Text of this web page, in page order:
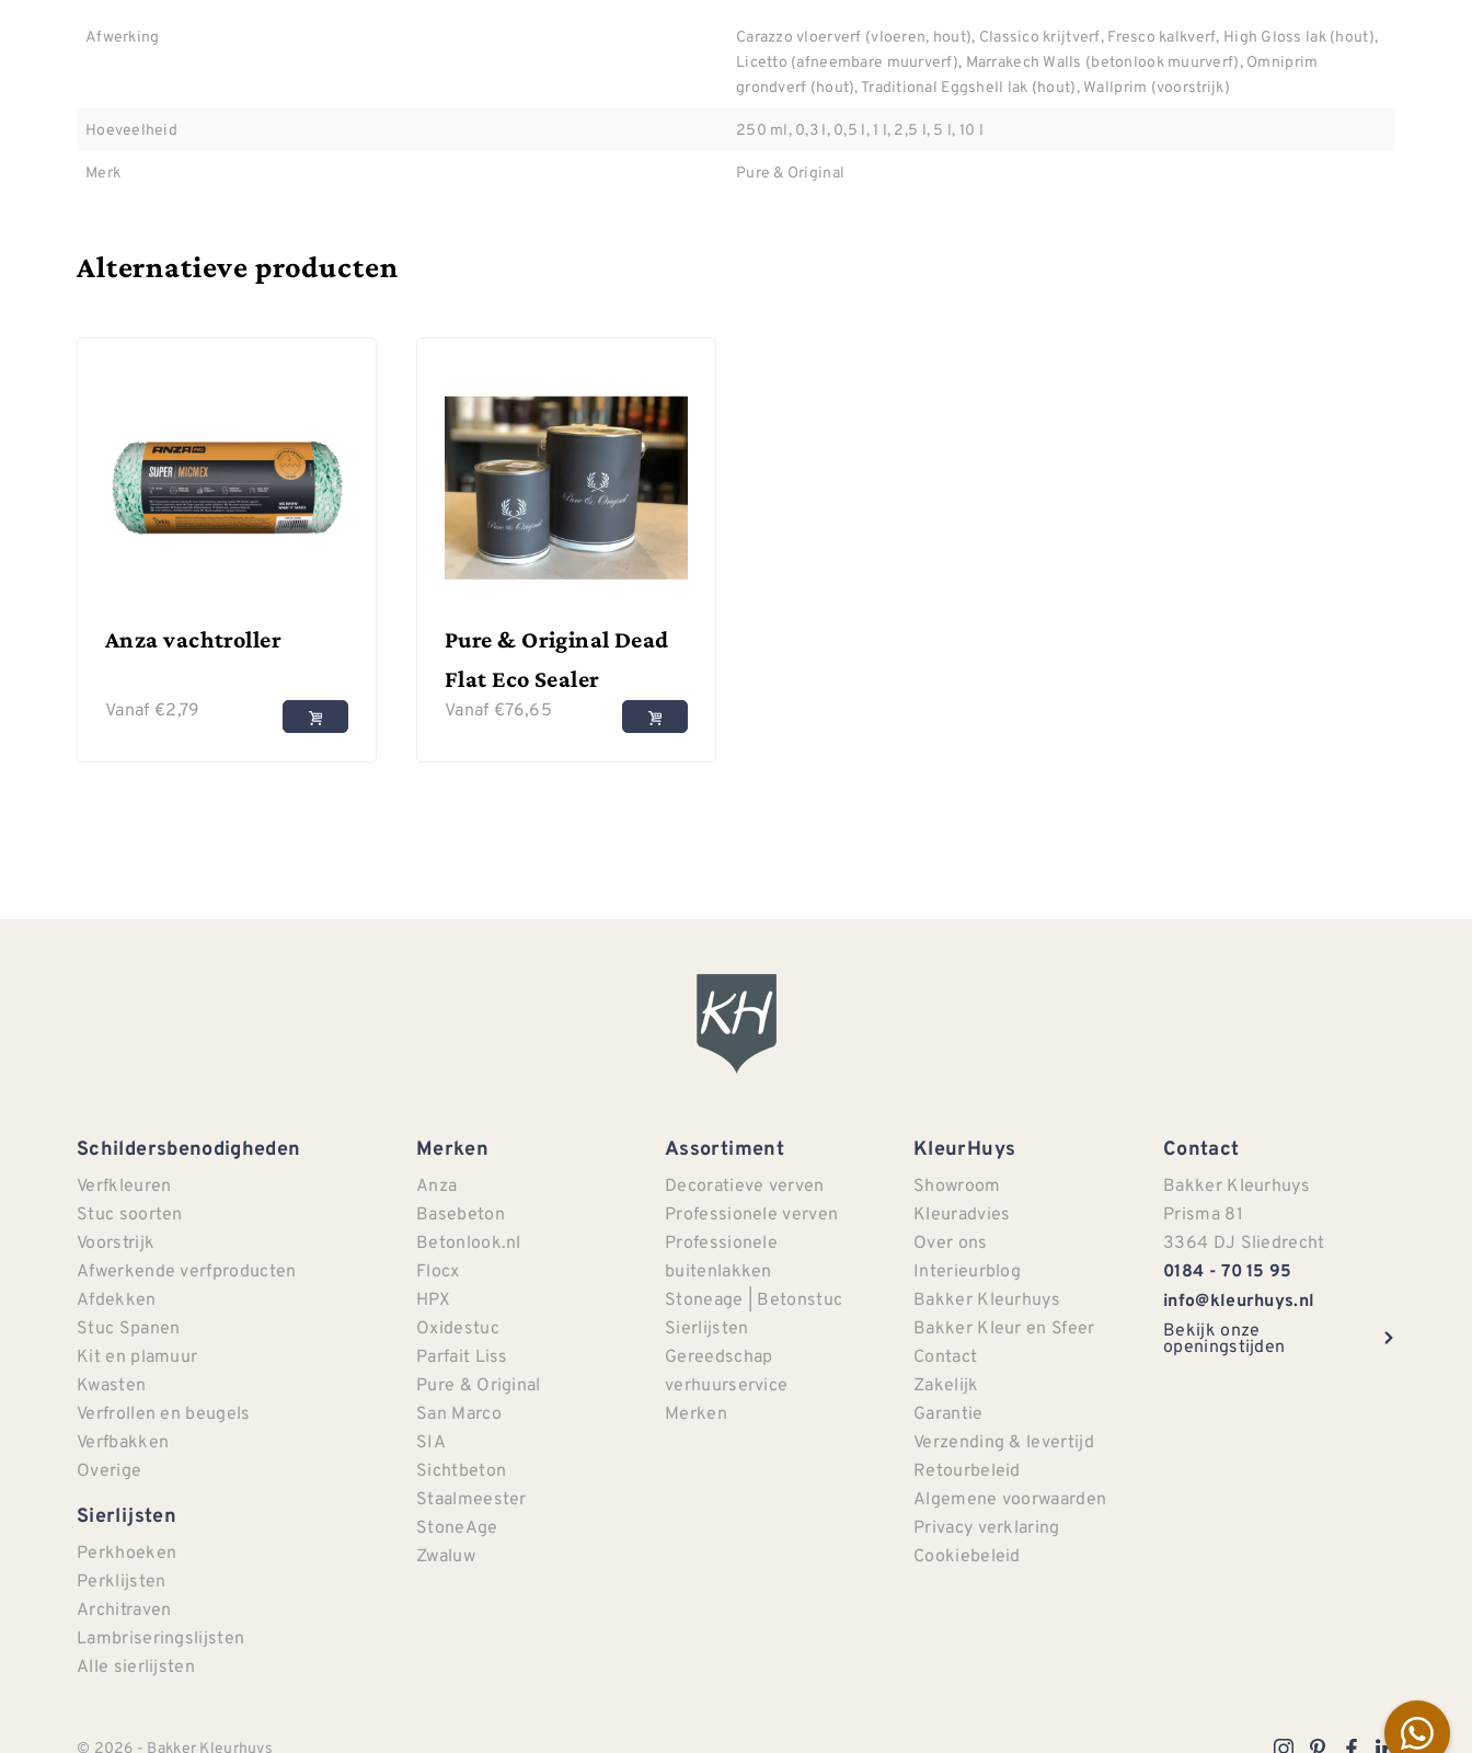
Afwerking
Carazzo vloerverf (vloeren, hout), Classico krijtverf, Fresco kalkverf, High Gloss lak (hout),
Licetto (afneembare muurverf), Marrakech Walls (betonlook muurverf), Omniprim
grondverf (hout), Traditional Eggshell lak (hout), Wallprim (voorstrijk)
Hoeveelheid
250 ml, 0,3 l, 0,5 l, 1 l, 2,5 l, 5 l, 10 l
Merk
Pure & Original
Alternatieve producten
Anza vachtroller
Vanaf €2,79
Pure & Original Dead
Flat Eco Sealer
Vanaf €76,65
Schildersbenodigheden
Verfkleuren
Stuc soorten
Voorstrijk
Afwerkende verfproducten
Afdekken
Stuc Spanen
Kit en plamuur
Kwasten
Verfrollen en beugels
Verfbakken
Overige
Sierlijsten
Perkhoeken
Perklijsten
Architraven
Lambriseringslijsten
Alle sierlijsten
Merken
Anza
Basebeton
Betonlook.nl
Flocx
HPX
Oxidestuc
Parfait Liss
Pure & Original
San Marco
SIA
Sichtbeton
Staalmeester
StoneAge
Zwaluw
Assortiment
Decoratieve verven
Professionele verven
Professionele
buitenlakken
Stoneage | Betonstuc
Sierlijsten
Gereedschap
verhuurservice
Merken
KleurHuys
Showroom
Kleuradvies
Over ons
Interieurblog
Bakker Kleurhuys
Bakker Kleur en Sfeer
Contact
Zakelijk
Garantie
Verzending & levertijd
Retourbeleid
Algemene voorwaarden
Privacy verklaring
Cookiebeleid
Contact
Bakker Kleurhuys
Prisma 81
3364 DJ Sliedrecht
0184 - 70 15 95
info@kleurhuys.nl
Bekijk onze
openingstijden
© 2026 - Bakker Kleurhuys